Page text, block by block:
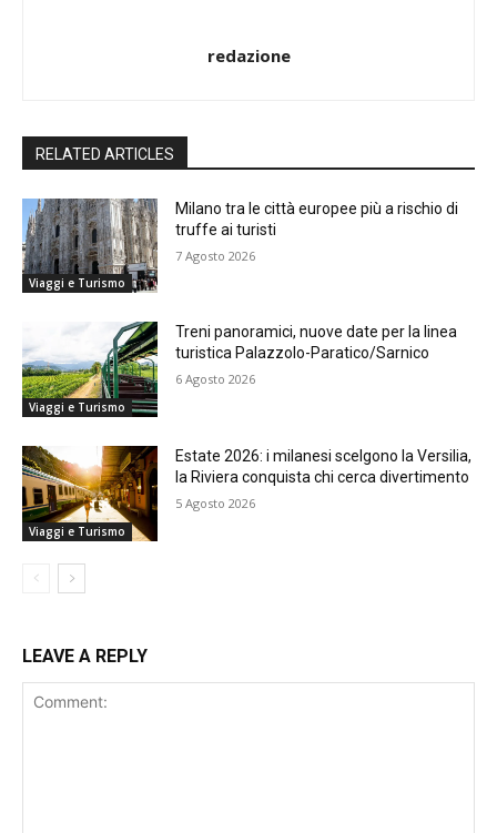
redazione
RELATED ARTICLES
Viaggi e Turismo
Milano tra le città europee più a rischio di
truffe ai turisti
7 Agosto 2026
Viaggi e Turismo
Treni panoramici, nuove date per la linea
turistica Palazzolo-Paratico/Sarnico
6 Agosto 2026
Viaggi e Turismo
Estate 2026: i milanesi scelgono la Versilia,
la Riviera conquista chi cerca divertimento
5 Agosto 2026
LEAVE A REPLY